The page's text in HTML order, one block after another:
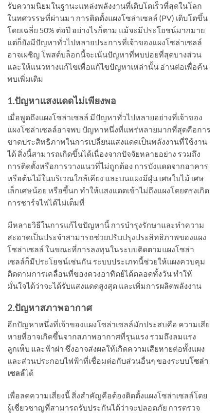
รับความนิยมในฐานะแหล่งพลังงานที่เติบโตเร็วที่สุดในโลก
ในทศวรรษที่ผ่านมา การติดตั้งแผงโซล่าเซลล์ (PV) เติบโตขึ้น
โดยเฉลี่ย 50% ต่อปี อย่างไรก็ตาม แม้จะมีประโยชน์มากมาย
แต่ก็ยังมีปัญหาทั่วไปหลายประการที่เจ้าของแผงโซล่าเซลล์
อาจเผชิญ โพสต์บล็อกนี้จะเน้นปัญหาที่พบบ่อยที่สุดบางส่วน
และให้แนวทางแก้ไขเพื่อแก้ไขปัญหาเหล่านั้น อ่านต่อเพื่อค้น
พบเพิ่มเติม
1.ปัญหาแสงแดดไม่เพียงพอ
เมื่อพูดถึงแผงโซล่าเซลล์ มีปัญหาทั่วไปหลายอย่างที่เจ้าของ
แผงโซล่าเซลล์อาจพบ ปัญหาหนึ่งที่แพร่หลายมากที่สุดคือการ
ขาดประสิทธิภาพในการเปลี่ยนแสงแดดเป็นพลังงานที่ใช้งาน
ได้ สิ่งนี้สามารถเกิดขึ้นได้เนื่องจากปัจจัยหลายอย่าง รวมถึง
การติดตั้งหรือการวางแนวที่ไม่ถูกต้อง การบังแดดจากอาคาร
หรือต้นไม้ในบริเวณใกล้เคียง และบนแผงมีฝุ่น เศษใบไม้ เศษ
เล็กเศษน้อย หรือขี้นก ทำให้แสงแดดเข้าไม่ถึงแผงโดยตรงเกิด
การชาร์จไฟได้ไม่เต็มที่
มีหลายวิธีในการแก้ไขปัญหานี้ การบำรุงรักษาและทำความ
สะอาดเป็นประจำสามารถช่วยปรับปรุงประสิทธิภาพของแผง
โซล่าเซลล์ ในขณะที่การลงทุนในระบบติดตามแผงโซล่า
เซลล์ก็มีประโยชน์เช่นกัน ระบบประเภทนี้ช่วยให้แผงควบคุม
ติดตามการเคลื่อนที่ของดวงอาทิตย์ได้ตลอดทั้งวัน ทำให้
มั่นใจได้ว่าจะได้รับแสงแดดสูงสุด และเพิ่มการผลิตพลังงาน
2.ปัญหาสภาพอากาศ
อีกปัญหาหนึ่งที่เจ้าของแผงโซล่าเซลล์มักประสบคือ ความเสีย
หายที่อาจเกิดขึ้นจากสภาพอากาศที่รุนแรง รวมถึงลมแรง
ลูกเห็บ และฟ้าผ่า ซึ่งอาจส่งผลให้เกิดความเสียหายต่อทั้งแผง
และส่วนประกอบไฟฟ้าที่เชื่อมต่อกับส่วนอื่นๆ ของระบบโซล่า
เซลล์ได้
เพื่อลดความเสี่ยงนี้ สิ่งสำคัญคือต้องติดตั้งแผงโซล่าเซลล์โดย
ผู้เชี่ยวชาญที่สามารถรับประกันได้ว่าจะปลอดภัย การตรวจ